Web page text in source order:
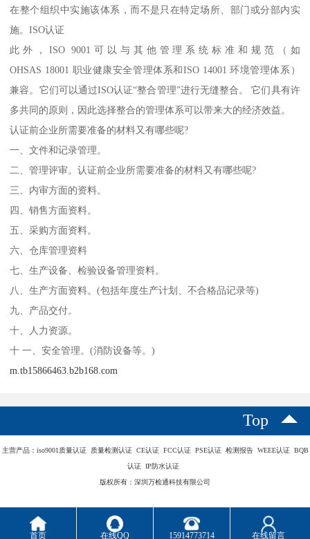
在整个组织中实施该体系，而不是只在特定场所、部门或分部内实
施。ISO认证
此外，ISO 9001可以与其他管理系统标准和规范（如
OHSAS 18001 职业健康安全管理体系和ISO 14001 环境管理体系）
兼容。它们可以通过ISO认证“整合管理”进行无缝整合。 它们具有许
多共同的原则，因此选择整合的管理体系可以带来大的经济效益。
认证前企业所需要准备的材料又有哪些呢?
一、文件和记录管理。
二、管理评审。认证前企业所需要准备的材料又有哪些呢?
三、内审方面的资料。
四、销售方面资料。
五、采购方面资料。
六、仓库管理资料
七、生产设备、检验设备管理资料。
八、生产方面资料。(包括年度生产计划、不合格品记录等)
九、产品交付。
十、人力资源。
十 一、安全管理。(消防设备等。)
m.tb15866463.b2b168.com
Top
主营产品：iso9001质量认证 质量检测认证 CE认证 FCC认证 PSE认证 检测报告 WEEE认证 BQB
认证 IP防水认证
版权所有：深圳万检通科技有限公司
首页 在线QQ 15914773714 在线留言